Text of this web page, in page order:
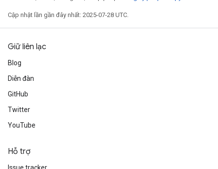
Cập nhật lần gần đây nhất: 2025-07-28 UTC.
Giữ liên lạc
Blog
Diễn đàn
GitHub
Twitter
YouTube
Hỗ trợ